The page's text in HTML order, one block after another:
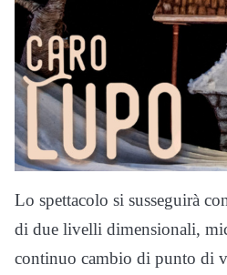
Lo spettacolo si susseguirà
di due livelli dimensionali,
continuo cambio di punto di